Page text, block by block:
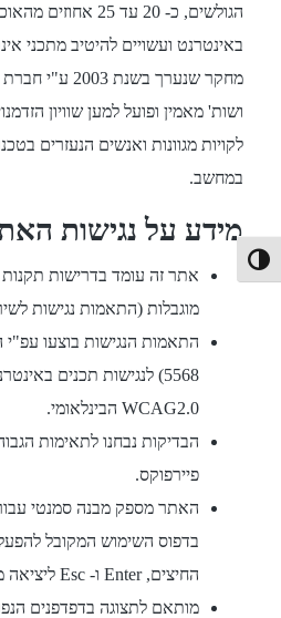
ניגודיות גבוהה
הגולשים, כ- 20 עד
באינטרנט ועשויים להיטיב מתכני
מחקר שנערך
ושות' מאמין ופועל למען שוויון
לקויות מגוונות ואנשים הנעזרים
במחשב.
מידע על נגישות
אתר זה עומד בדרישות תקנות
מוגבלות (התאמות נגישות
התאמות הנגישות בוצעו
WCAG2.0 הבינלאומי.
הבדיקות נבחנו לתאימות
פיירפוקס.
האתר מספק מבנה סמנטי עבור
בדפוס השימוש המקובל
החיצים, Enter ו- Esc ליציאה מתפריטים וחלונות.
מותאם לתצוגה בדפדפנים